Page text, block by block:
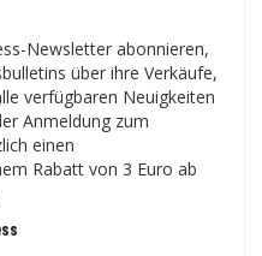
Newsletter abonnieren,
über ihre Verkäufe,
verfügbaren Neuigkeiten
Anmeldung zum
einen
Rabatt von 3 Euro ab